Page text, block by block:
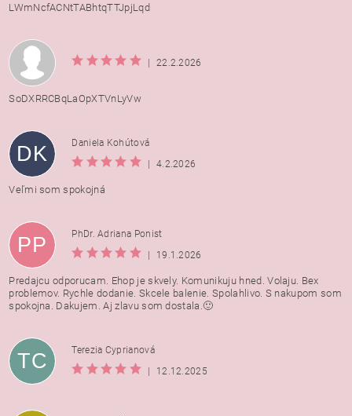
LWmNcfACNtTABhtqTTJpjLqd
| 22.2.2026
SoDXRRCBqLaOpXTVnLyVw
DK
Daniela Kohútová
|
4.2.2026
Veľmi som spokojná
PP
PhDr. Adriana Ponist
|
19.1.2026
Predajcu odporucam. Ehop je skvely. Komunikuju hned. Volaju. Bex
problemov. Rychle dodanie. Skcele balenie. Spolahlivo. S nakupom som
spokojna. Dakujem. Aj zlavu som dostala.🙂
TC
Terezia Cyprianová
|
12.12.2025